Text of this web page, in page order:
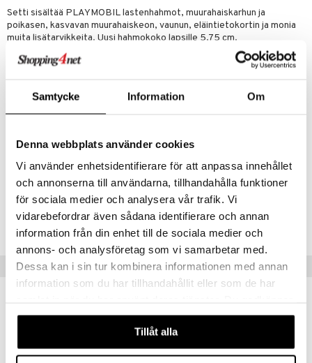
Samtycke Information Om
Denna webbplats använder cookies
Vi använder enhetsidentifierare för att anpassa innehållet
och annonserna till användarna, tillhandahålla funktioner
för sociala medier och analysera vår trafik. Vi
vidarebefordrar även sådana identifierare och annan
information från din enhet till de sociala medier och
annons- och analysföretag som vi samarbetar med.
Dessa kan i sin tur kombinera informationen med annan
information som du har tillhandahållit eller som de har
våra cookies vid fortsatt användande av vår webbplats.
Tillåt alla
Setti sisältää PLAYMOBIL lastenhahmot, muurahaiskarhun ja
poikasen, kasvavan muurahaiskeon, vaunun, eläintietokortin ja monia
muita lisätarvikkeita. Uusi hahmokoko lapsille 5,75 cm.
Wiltopia on PLAYMOBILIN ensimmäinen tuotesarja, joka on
materiaaliksi. Se säästää luonnonvaroja ja ennen kaikkea ympäristöä.
Wiltopia-tuotteet täyttävät tietenkin korkeat turvastandardit ja on
Muuta
4 v+
Tuotenumero
TPB45-1-XX
Suositut tuotteet
& Pesonen